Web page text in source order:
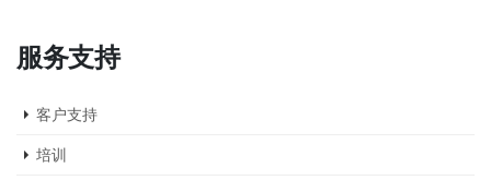
服务支持
客户支持
培训